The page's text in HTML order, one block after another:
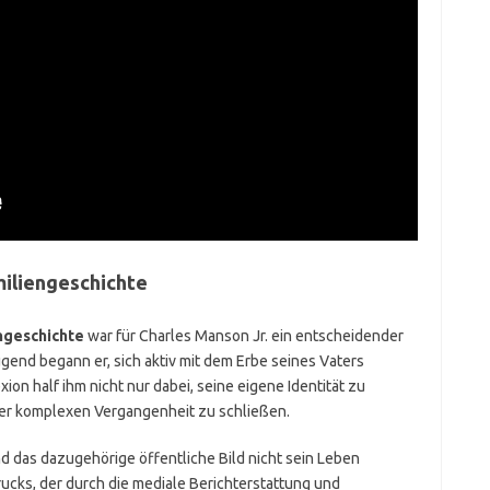
war für Charles Manson Jr. ein entscheidender
begann er, sich aktiv mit dem Erbe seines Vaters
half ihm nicht nur dabei, seine eigene Identität zu
komplexen Vergangenheit zu schließen.
das dazugehörige öffentliche Bild nicht sein Leben
der durch die mediale Berichterstattung und